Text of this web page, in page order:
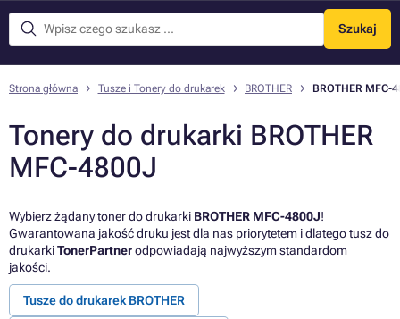
Szukaj
Menu
Strona główna Tusze i Tonery do drukarek BROTHER BROTHER MFC-
Tonery do drukarki BROTHER
MFC-4800J
Wybierz żądany toner do drukarki BROTHER MFC-4800J!
Gwarantowana jakość druku jest dla nas priorytetem i dlatego tusz do
drukarkiTonerPartnerodpowiadają najwyższym standardom
jakości.
Tusze do drukarek BROTHER